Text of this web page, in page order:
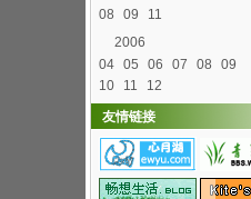
08
09
11
2006
04 05 06 07 08
09
10
11
12
友情链接